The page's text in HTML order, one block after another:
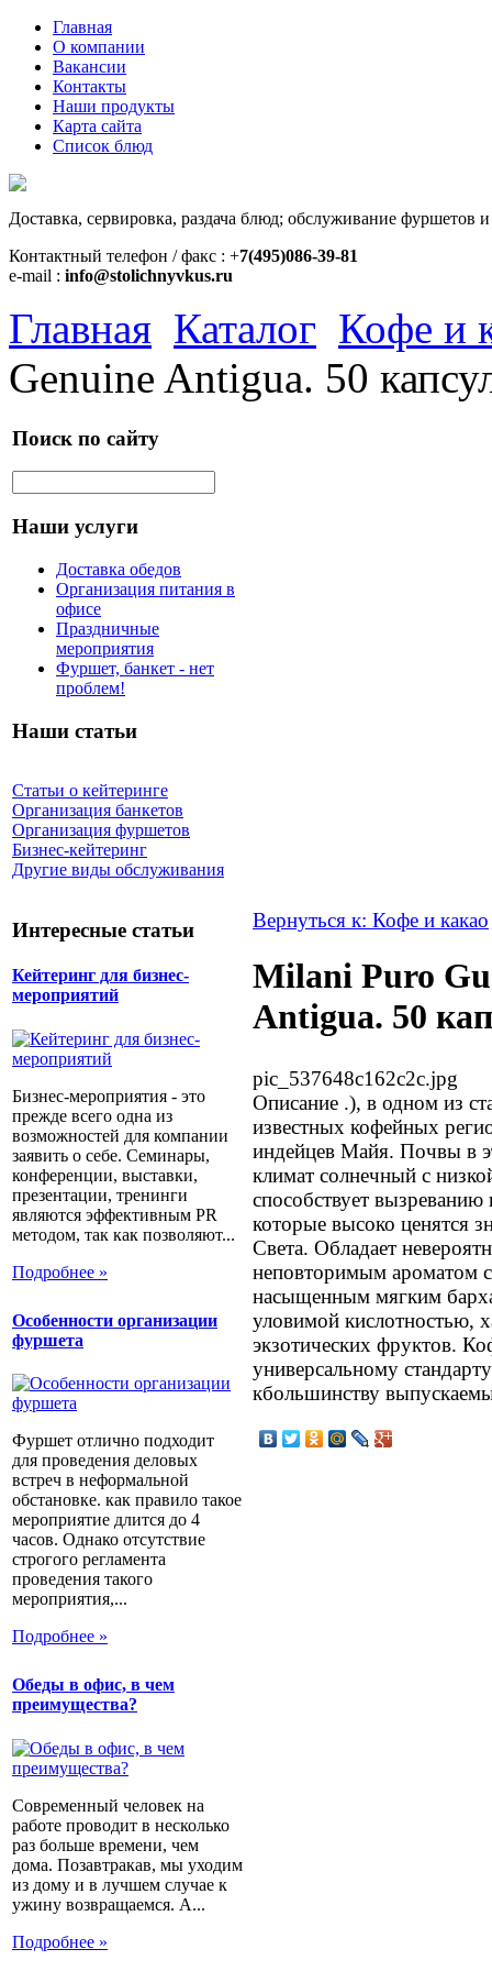
Главная
О компании
Вакансии
Контакты
Наши продукты
Карта сайта
Список блюд
Доставка, сервировка, раздача блюд; обслуживание фуршетов
Контактный телефон / факс : +7(495)086-39-81
e-mail : info@stolichnyvkus.ru
Главная Каталог Кофе и
Genuine Antigua. 50
Поиск по сайту
Наши услуги
Доставка обедов
Организация питания в
офисе
Праздничные
мероприятия
Фуршет, банкет - нет
проблем!
Наши статьи
Статьи о кейтеринге
Организация банкетов
Организация фуршетов
Бизнес-кейтеринг
Другие виды обслуживания
Интересные статьи
Кейтеринг для бизнес-
мероприятий
Бизнес-мероприятия - это
прежде всего одна из
возможностей для компании
заявить о себе. Семинары,
конференции, выставки,
презентации, тренинги
являются эффективным PR
методом, так как позволяют...
Подробнее »
Особенности организации
фуршета
Фуршет отлично подходит
для проведения деловых
встреч в неформальной
обстановке. как правило такое
мероприятие длится до 4
часов. Однако отсутствие
строгого регламента
проведения такого
мероприятия,...
Подробнее »
Обеды в офис, в чем
преимущества?
Современный человек на
работе проводит в несколько
раз больше времени, чем
дома. Позавтракав, мы уходим
из дому и в лучшем случае к
ужину возвращаемся. А...
Подробнее »
Вернуться к: Кофе и какао
Milani Puro
Antigua. 50
pic_537648c162c2c.jpg
Описание .), в одном из
известных кофейных
индейцев Майя. Почвы в
климат солнечный с
способствует вызреванию
которые высоко ценятся
Света. Обладает
неповторимым ароматом
насыщенным мягким
уловимой кислотностью,
экзотических фруктов.
универсальному
кбольшинству